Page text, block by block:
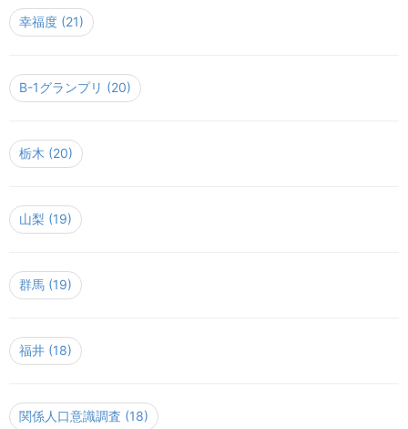
幸福度 (21)
B-1グランプリ (20)
栃木 (20)
山梨 (19)
群馬 (19)
福井 (18)
関係人口意識調査 (18)